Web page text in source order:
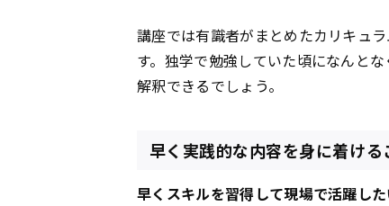
講座では有識者がまとめたカリキュ
す。独学で勉強していた頃になんと
解釈できるでしょう。
早く実践的な内容を身に着ける
早くスキルを習得して現場で活躍し